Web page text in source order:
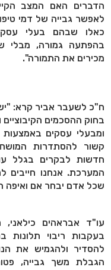
הדברים האם המצב
לאפשר גבייה של דמי
כאלו שבהם בעלי
בהפתעה גמורה, מבלי
מכירים את התמורה".
ח"כ לשעבר אביר קרא:
בחוק ההסכמים
ומבעלי עסקים באמצעות
קשור להסתדרות
חדשות לבקרים בגלל
המערכת. אנחנו חייבים
שכל אדם יבחר אם ואיפה
בעקבות ריבוי תלונות
להסדיר ולהגמיש את
הגבלת משך גבייה,